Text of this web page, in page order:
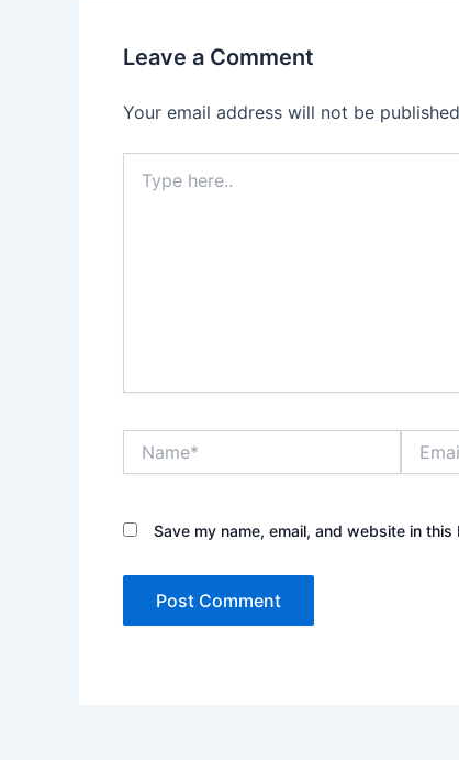
Leave a Comment
Your email address will not be
here..
Save my name, email, and website in